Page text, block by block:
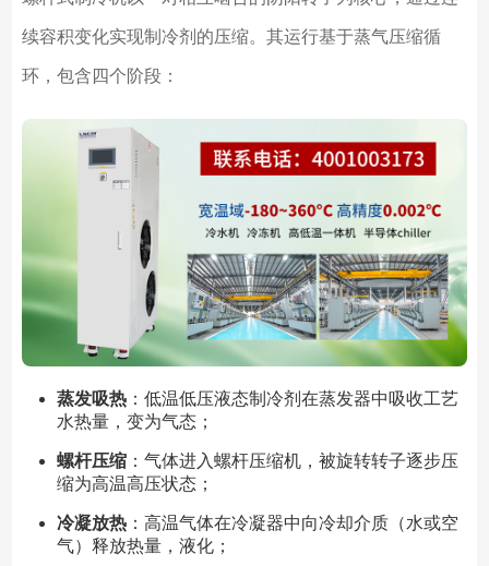
续容积变化实现制冷剂的压缩。其运行基于蒸气压缩循
环，包含四个阶段：
蒸发吸热：低温低压液态制冷剂在蒸发器中吸收工艺
水热量，变为气态；
螺杆压缩：气体进入螺杆压缩机，被旋转转子逐步压
缩为高温高压状态；
冷凝放热：高温气体在冷凝器中向冷却介质（水或空
气）释放热量，液化；